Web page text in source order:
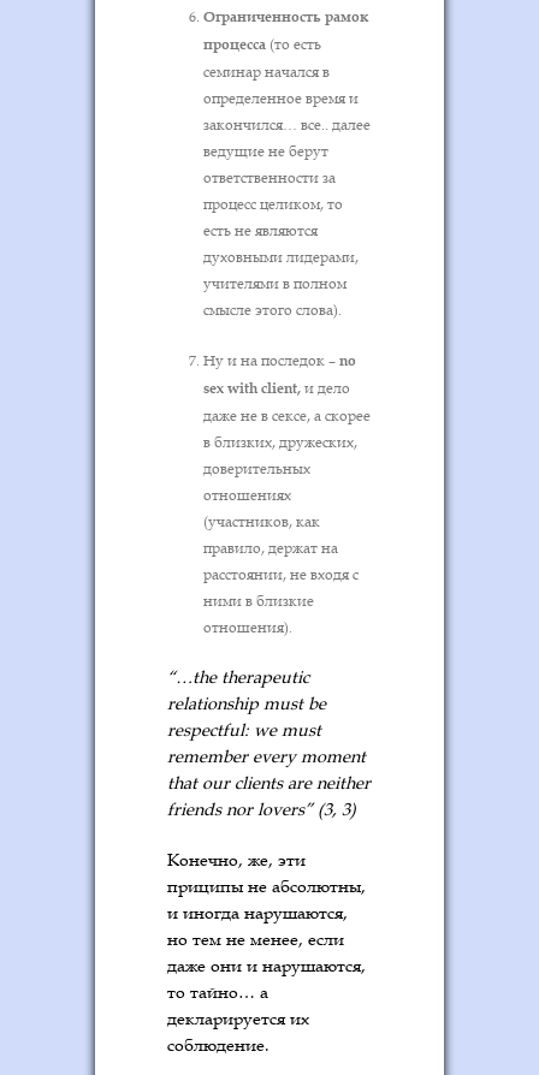
Ограниченность рамок
процесса (то есть
семинар начался в
определенное время и
закончился… все.. далее
ведущие не берут
ответственности за
процесс целиком, то
есть не являются
духовными лидерами,
учителями в полном
смысле этого слова).
Ну и на последок –no
sex with client,и дело
даже не в сексе, а скорее
в близких, дружеских,
доверительных
отношениях
(участников, как
правило, держат на
расстоянии, не входя с
ними в близкие
отношения).
“…the therapeutic
relationship must be
respectful: we must
remember every moment
that our clients are neither
friends nor lovers” (3, 3)
Конечно, же, эти
приципы не абсолютны,
и иногда нарушаются,
но тем не менее, если
даже они и нарушаются,
то тайно… а
декларируется их
соблюдение.